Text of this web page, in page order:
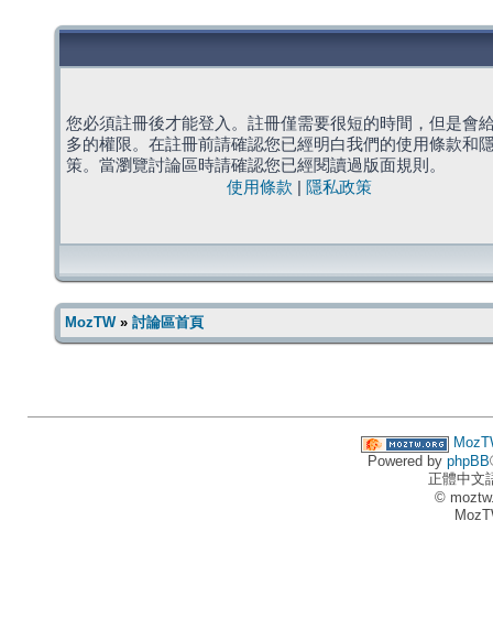
您必須註冊後才能登入。註冊僅需要很短的時間，但是會
多的權限。在註冊前請確認您已經明白我們的使用條款和
策。當瀏覽討論區時請確認您已經閱讀過版面規則。
使用條款
隱私政策
MozTW» 討論區首頁
Powered by phpBB
正體中文
©